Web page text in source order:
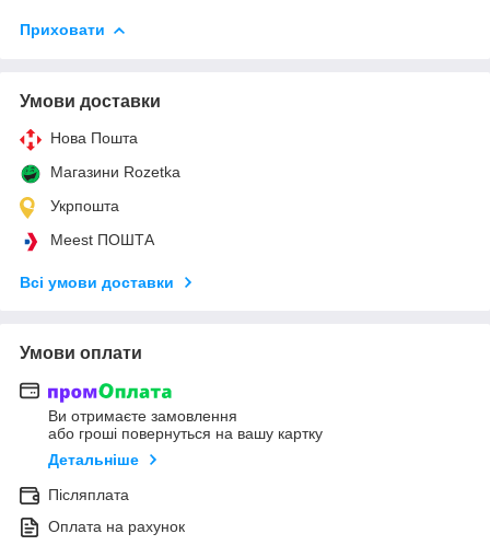
Приховати
Умови доставки
Нова Пошта
Магазини Rozetka
Укрпошта
Meest ПОШТА
Всі умови доставки
Умови оплати
Ви отримаєте замовлення
або гроші повернуться на вашу картку
Детальніше
Післяплата
Оплата на рахунок